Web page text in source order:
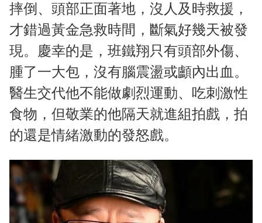
摔倒、頭部正面著地，沒人及時救援，
才錯過黃金急救時間，斷氣好幾天被發
現。慶幸的是，班鐵翔只有頭部外傷、
腫了一大包，沒有腦震盪或顱內出血。
醫生交代他不能做劇烈運動、吃刺激性
食物，但敬業的他隔天就進組拍戲，拍
的還是情緒激動的發怒戲。